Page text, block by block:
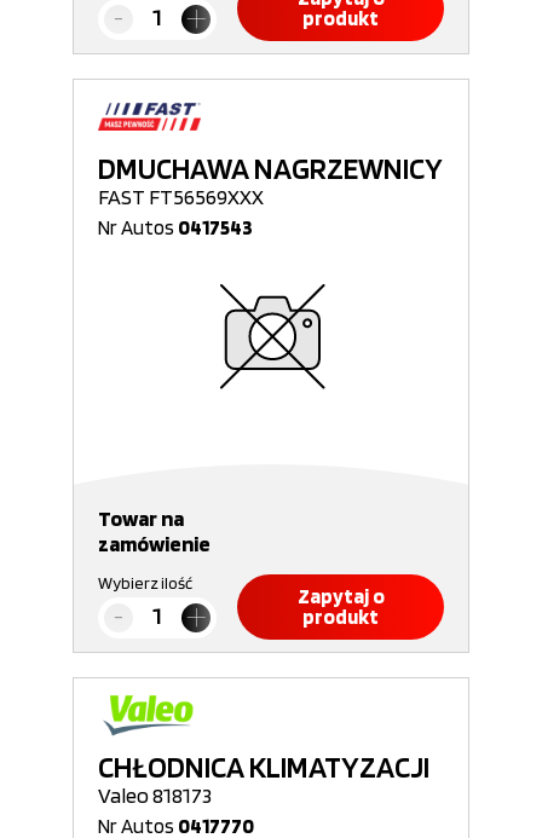
produkt
DMUCHAWA NAGRZEWNICY
FAST FT56569XXX
Nr Autos 0417543
Towar na
zamówienie
Wybierz ilość
Zapytaj o
produkt
CHŁODNICA KLIMATYZACJI
Valeo 818173
Nr Autos 0417770